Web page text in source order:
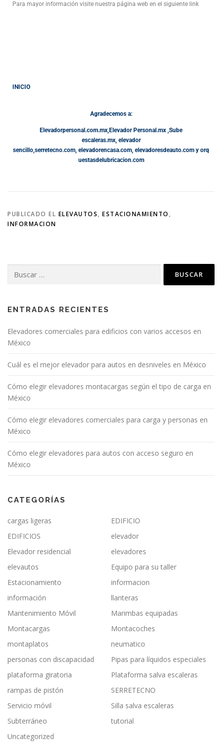
Para mayor información visite nuestra página web en el siguiente link
INICIO
Agradecemos a:
Elevadorpersonal.com.mx Elevador Personal.mx , Sube
escaleras.mx, elevador
sencillo, serretecno.com, elevadorencasa.com, elevadoresdeauto.com y orq
uestasdelubricacion.com
PUBLICADO EL ELEVAUTOS, ESTACIONAMIENTO ,
INFORMACION
ENTRADAS RECIENTES
Elevadores comerciales para edificios con varios accesos en
México
Cuál es el mejor elevador para autos en desniveles en México
Cómo elegir elevadores montacargas según el tipo de carga en
México
Cómo elegir elevadores comerciales para carga y personas en
México
Cómo elegir elevadores para autos con acceso seguro en
México
CATEGORÍAS
cargas ligeras
EDIFICIO
EDIFICIOS
elevador
Elevador residencial
elevadores
elevautos
Equipo para su taller
Estacionamiento
informacion
información
llanteras
Mantenimiento Móvil
Marimbas equipadas
Montacargas
Montacoches
montaplatos
neumatico
personas con discapacidad
Pipas para líquidos especiales
plataforma giratoria
Plataforma salva escaleras
rampas de pistón
SERRETECNO
Servicio móvil
Silla salva escaleras
Subterráneo
tutorial
Uncategorized